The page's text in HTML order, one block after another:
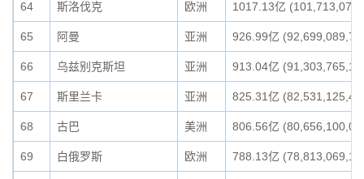
64 斯洛伐克 欧洲 1017.13亿
65 阿曼 亚洲 926.99亿
66 乌兹别克斯坦 亚洲 913.04亿
67 斯里兰卡 亚洲 825.31亿
68 古巴 美洲 806.56亿
69 白俄罗斯 欧洲 788.13亿